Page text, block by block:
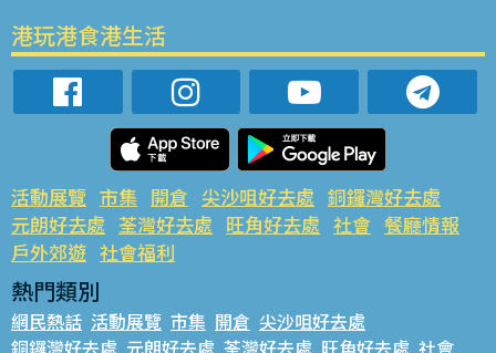
港玩港食港生活
活動展覽 市集 開倉 尖沙咀好去處 銅鑼灣好去處
元朗好去處 荃灣好去處 旺角好去處 社會 餐廳情報
戶外郊遊 社會福利
熱門類別
網民熱話 活動展覽 市集 開倉 尖沙咀好去處
銅鑼灣好去處 元朗好去處 荃灣好去處 旺角好去處 社會